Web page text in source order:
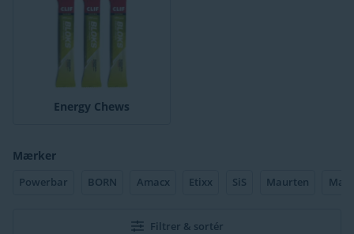
Energy Chews
Mærker
Powerbar BORN Amacx Etixx SiS Maurten
Filtrer & sortér